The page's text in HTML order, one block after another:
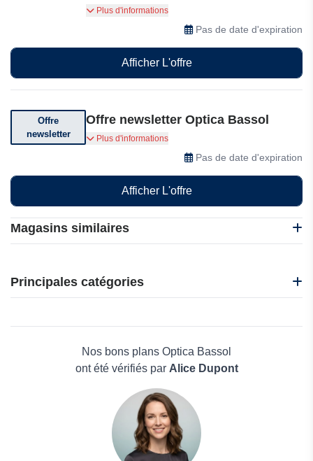
Magasins similaires
Glasseslit
Contact Lens King
Malentille.com
Principales catégories
Maison & JardinNos bons plans Optica Bassol
ont été vérifiés par Alice Dupont
Vous pouvez retourner votre commande dans
les 14 jours suivant sa réception.
Plus d'informations
Pas de date d'expiration
Afficher L'offre
Offre
newsletter
Offre newsletter Optica Bassol
Abonnez-vous et recevez des offres et des bons
de réduction exceptionnels.
Plus d'informations
Pas de date d'expiration
Afficher L'offre